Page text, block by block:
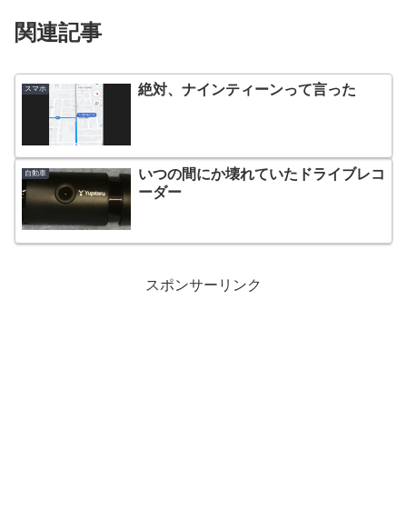
関連記事
スマホ 絶対、ナインティーンって言った
自動車
いつの間にか壊れていたドライブレコ
ーダー
スポンサーリンク